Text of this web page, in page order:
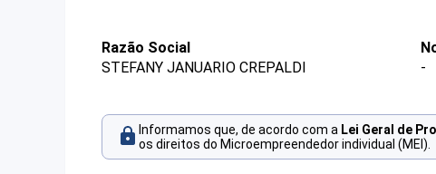
Razão Social
STEFANY JANUARIO CREPALDI
-
Informamos que, de acordo com a Lei Geral de
os direitos do Microempreendedor individual (MEI).